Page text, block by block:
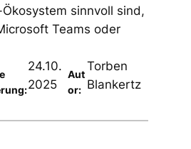
sinnvoll sind,
Teams oder
24.10.
2025
Aut
or:
Torben
Blankertz